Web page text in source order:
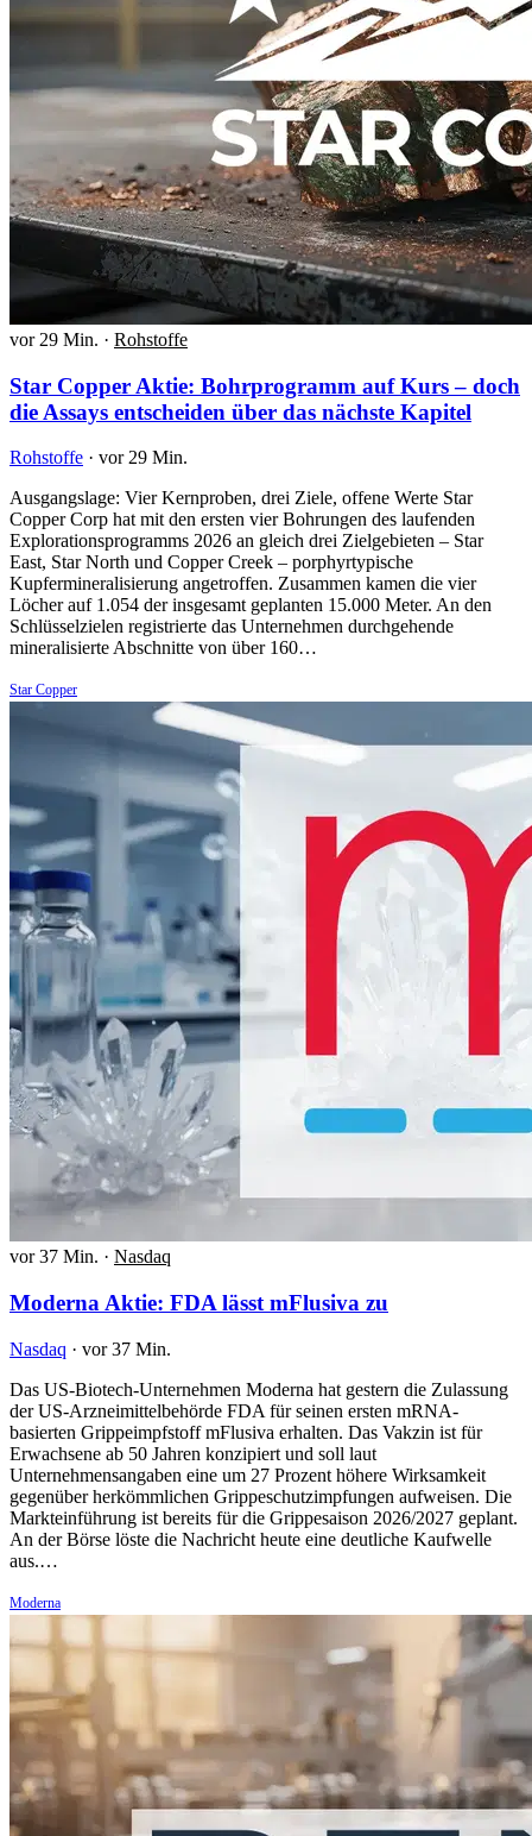
vor 29 Min. · Rohstoffe
Star Copper Aktie: Bohrprogramm auf Kurs – doch
die Assays entscheiden über das nächste Kapitel
Rohstoffe · vor 29 Min.
Ausgangslage: Vier Kernproben, drei Ziele, offene Werte Star
Copper Corp hat mit den ersten vier Bohrungen des laufenden
Explorationsprogramms 2026 an gleich drei Zielgebieten – Star
East, Star North und Copper Creek – porphyrtypische
Kupfermineralisierung angetroffen. Zusammen kamen die vier
Löcher auf 1.054 der insgesamt geplanten 15.000 Meter. An den
Schlüsselzielen registrierte das Unternehmen durchgehende
mineralisierte Abschnitte von über 160…
Star Copper
vor 37 Min. · Nasdaq
Moderna Aktie: FDA lässt mFlusiva zu
Nasdaq · vor 37 Min.
Das US-Biotech-Unternehmen Moderna hat gestern die Zulassung
der US-Arzneimittelbehörde FDA für seinen ersten mRNA-
basierten Grippeimpfstoff mFlusiva erhalten. Das Vakzin ist für
Erwachsene ab 50 Jahren konzipiert und soll laut
Unternehmensangaben eine um 27 Prozent höhere Wirksamkeit
gegenüber herkömmlichen Grippeschutzimpfungen aufweisen. Die
Markteinführung ist bereits für die Grippesaison 2026/2027 geplant.
An der Börse löste die Nachricht heute eine deutliche Kaufwelle
aus.…
Moderna